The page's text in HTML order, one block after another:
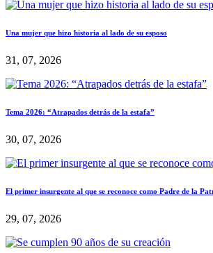
Una mujer que hizo historia al lado de su esposo
31, 07, 2026
Tema 2026: “Atrapados detrás de la estafa”
30, 07, 2026
El primer insurgente al que se reconoce como Padre de la
29, 07, 2026